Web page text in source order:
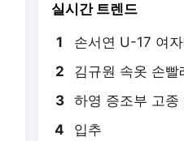
실시간 트렌드
1 손서연 U-17 여
2 김규원 속옷 손빨
3 하영 증조부 고종
4 입추